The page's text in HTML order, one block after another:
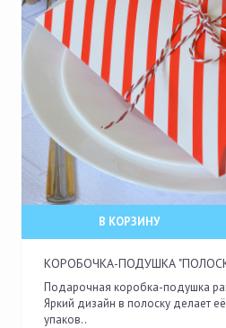
В КОРЗИНУ
КОРОБОЧКА-ПОДУШКА
Подарочная коробка-подушка
Яркий дизайн в полоску делает
упаков..